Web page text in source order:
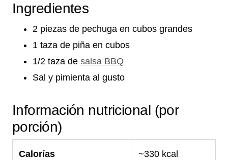
Ingredientes
2 piezas de pechuga en cubos grandes
1 taza de piña en cubos
1/2 taza de salsa BBQ
Sal y pimienta al gusto
Información nutricional (por
porción)
Calorías ~330 kcal